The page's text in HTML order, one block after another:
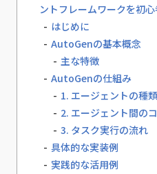
ントフレームワークを初
はじめに
AutoGenの基本概念
主な特徴
AutoGenの仕組み
1. エージェントの種
2. エージェント間の
3. タスク実行の流れ
具体的な実装例
実践的な活用例